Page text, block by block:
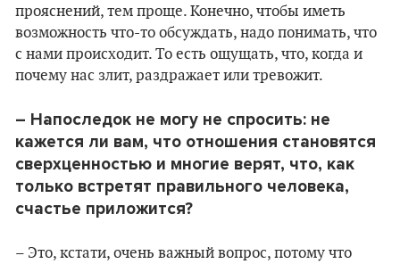
прояснений, тем проще. Конечно, чтобы иметь
возможность что-то обсуждать, надо понимать, что
с нами происходит. То есть ощущать, что, когда и
почему нас злит, раздражает или тревожит.
– Напоследок не могу не спросить: не
кажется ли вам, что отношения становятся
сверхценностью и многие верят, что, как
только встретят правильного человека,
счастье приложится?
– Это, кстати, очень важный вопрос, потому что